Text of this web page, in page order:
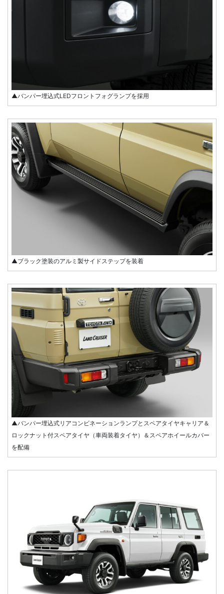
▲バンパー埋込式LEDフロントフォグランプを採用
▲ブラック塗装のアルミ製サイドステップを装着
▲バンパー埋込式リアコンビネーションランプとスペアタイヤキャリア＆
ロックナット付スペアタイヤ（車両装着タイヤ）＆スペアホイールカバー
を配備